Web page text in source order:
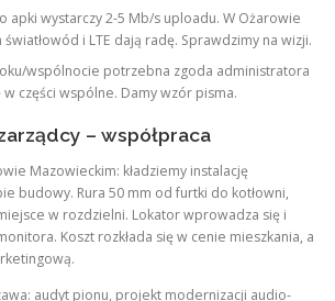
apki wystarczy 2-5 Mb/s uploadu. W Ożarowie
i LTE dają radę. Sprawdzimy na wizji.
wspólnocie potrzebna zgoda administratora
części wspólne. Damy wzór pisma.
– współpraca
Mazowieckim: kładziemy instalację
budowy. Rura 50 mm od furtki do kotłowni,
w rozdzielni. Lokator wprowadza się i
Koszt rozkłada się w cenie mieszkania, a
audyt pionu, projekt modernizacji audio-